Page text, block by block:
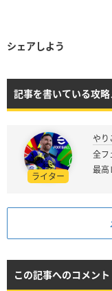
シェアしよう
記事を書いている攻
ライター
やり
全フ
最高
この記事へのコメント